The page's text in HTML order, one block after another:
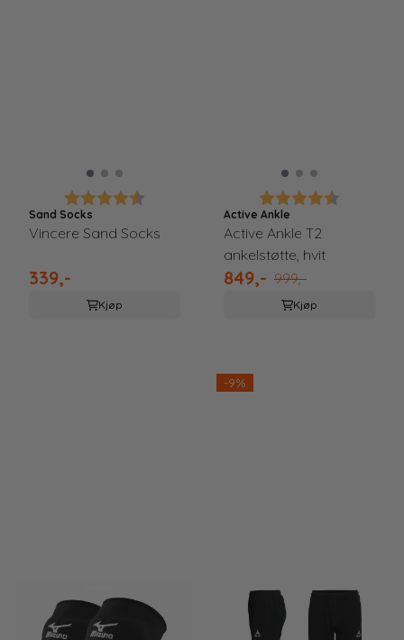
Karakter:
Sand Socks
Vincere Sand Socks
339,-
Kjøp
Karakter:
Active Ankle
Active Ankle T2
ankelstøtte, hvit
849,- 999,-
Kjøp
-9%